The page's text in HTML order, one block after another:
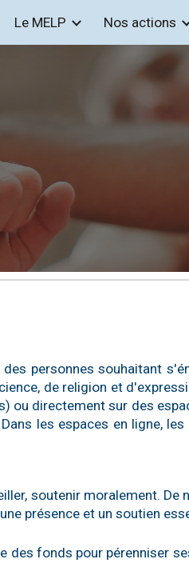
Skip to navigation
Le MELP Nos actions
personnes souhaitant
de religion et
ou directement sur des
les espaces en ligne,
soutenir moralement.
présence et un soutien
des fonds pour pérenniser